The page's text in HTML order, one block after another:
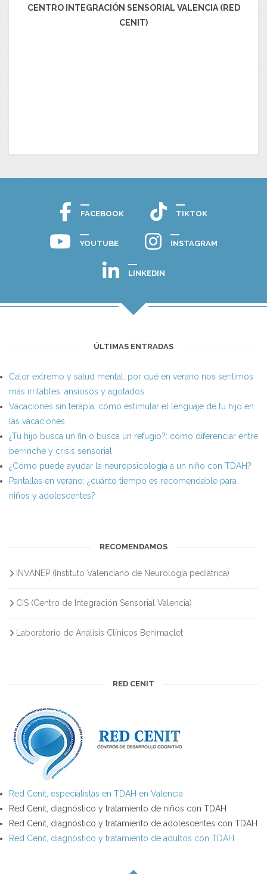
CENTRO INTEGRACIÓN SENSORIAL VALENCIA (RED
CENIT)
FACEBOOK TIKTOK
YOUTUBE INSTAGRAM
LINKEDIN
ÚLTIMAS ENTRADAS
Calor extremo y salud mental: por qué en verano nos sentimos
más irritables, ansiosos y agotados
Vacaciones sin terapia: cómo estimular el lenguaje de tu hijo en
las vacaciones
¿Tu hijo busca un fin o busca un refugio?: cómo diferenciar entre
berrinche y crisis sensorial
¿Cómo puede ayudar la neuropsicología a un niño con TDAH?
Pantallas en verano: ¿cuánto tiempo es recomendable para
niños y adolescentes?
RECOMENDAMOS
INVANEP (Instituto Valenciano de Neurología pediátrica)
CIS (Centro de Integración Sensorial Valencia)
Laboratorio de Análisis Clínicos Benimaclet
RED CENIT
Red Cenit, especialistas en TDAH en Valencia
Red Cenit, diagnóstico y tratamiento de niños con TDAH
Red Cenit, diagnóstico y tratamiento de adolescentes con TDAH
Red Cenit, diagnóstico y tratamiento de adultos con TDAH